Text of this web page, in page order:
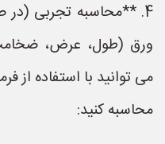
4. **محاسبه تجربی (در
ورق (طول، عرض،
می توانید با استفاده از
محاسبه کنید: